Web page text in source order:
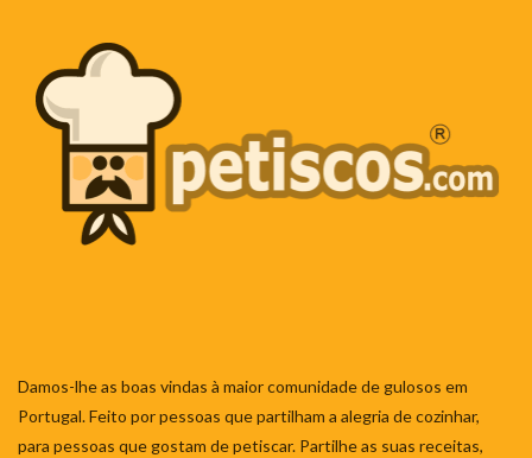
Damos-lhe as boas vindas à maior comunidade de gulosos em
Portugal. Feito por pessoas que partilham a alegria de cozinhar,
para pessoas que gostam de petiscar. Partilhe as suas receitas,